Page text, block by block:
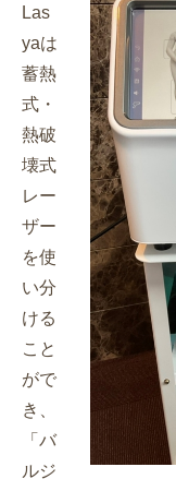
Las
yaは
蓄熱
式・
熱破
壊式
レー
ザー
を使
い分
ける
こと
がで
き、
「バ
ルジ